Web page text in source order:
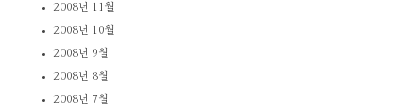
2008년 11월
2008년 10월
2008년 9월
2008년 8월
2008년 7월